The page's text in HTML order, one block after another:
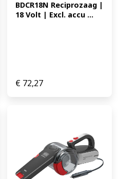
BDCR18N Reciprozaag |
18 Volt | Excl. accu ...
€ 72,27